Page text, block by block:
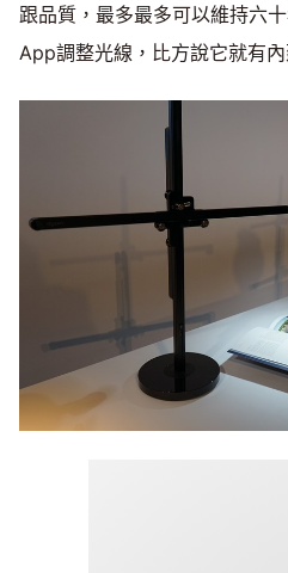
跟品質，最多最多可以維持六
App調整光線，比方說它就有